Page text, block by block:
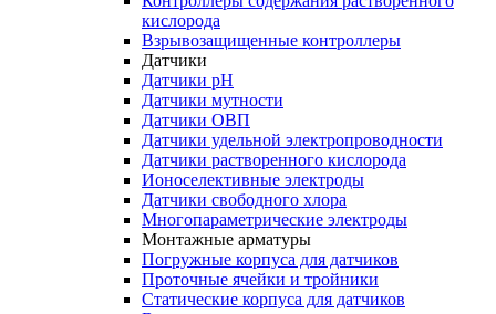
кислорода
Взрывозащищенные контроллеры
Датчики
Датчики рН
Датчики мутности
Датчики ОВП
Датчики удельной электропроводности
Датчики растворенного кислорода
Ионоселективные электроды
Датчики свободного хлора
Многопараметрические электроды
Монтажные арматуры
Погружные корпуса для датчиков
Проточные ячейки и тройники
Статические корпуса для датчиков